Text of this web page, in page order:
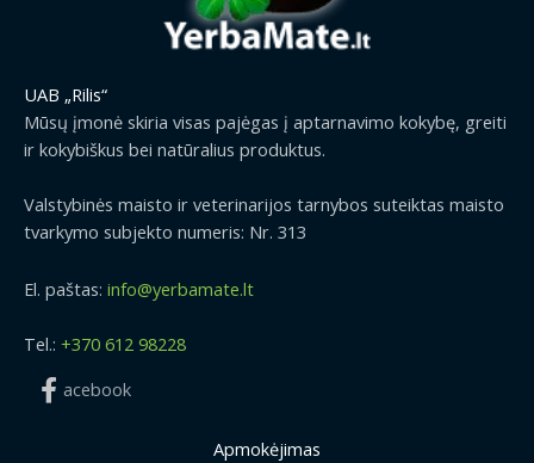
UAB „Rilis“
Mūsų įmonė skiria visas pajėgas į aptarnavimo kokybę, greiti
ir kokybiškus bei natūralius produktus.
Valstybinės maisto ir veterinarijos tarnybos suteiktas maisto
tvarkymo subjekto numeris: Nr. 313
El. paštas: info@yerbamate.lt
Tel.: +370 612 98228
acebook
Apmokėjimas